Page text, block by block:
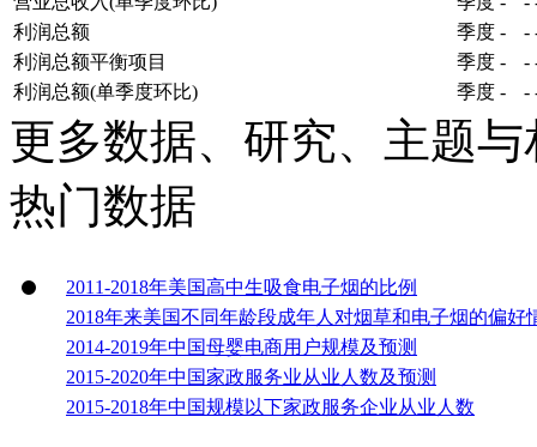
利润总额
季度 - -
利润总额平衡项目
季度 - -
利润总额(单季度环比)
季度 - -
更多数据、研究、主题
热门数据
2011-2018年美国高中生吸食电子烟的比例
2018年来美国不同年龄段成年人对烟草和电子烟的偏好
2014-2019年中国母婴电商用户规模及预测
2015-2020年中国家政服务业从业人数及预测
2015-2018年中国规模以下家政服务企业从业人数